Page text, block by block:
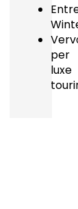
per
luxe